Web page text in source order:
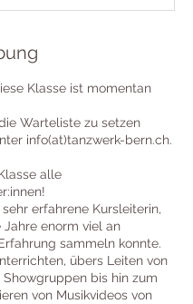
Klasse ist momentan
Warteliste zu setzen
info(at)tanzwerk-bern.ch.
alle
erfahrene Kursleiterin,
enorm viel an
sammeln konnte.
übers Leiten von
bis hin zum
von Musikvideos von